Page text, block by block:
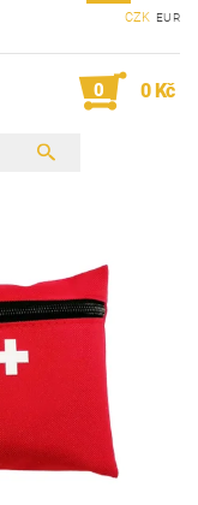
CZK EUR
0 0 Kč